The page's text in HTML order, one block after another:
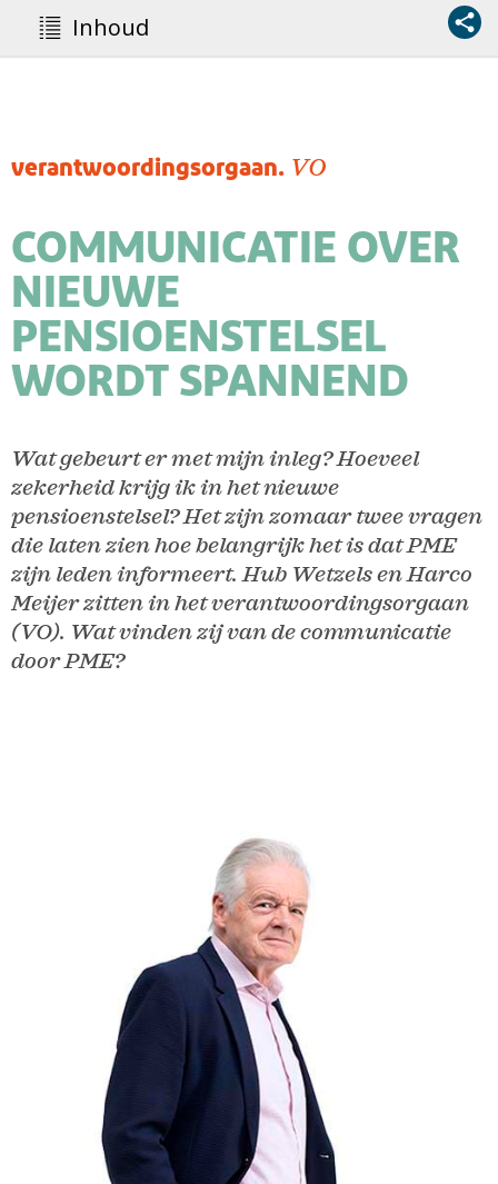
Inhoud
verantwoordingsorgaan. VO
COMMUNICATIE OVER
NIEUWE
PENSIOENSTELSEL
WORDT SPANNEND
Wat gebeurt er met mijn inleg? Hoeveel
zekerheid krijg ik in het nieuwe
pensioenstelsel? Het zijn zomaar twee vragen
die laten zien hoe belangrijk het is dat PME
zijn leden informeert. Hub Wetzels en Harco
Meijer zitten in het verantwoordingsorgaan
(VO). Wat vinden zij van de communicatie
door PME?